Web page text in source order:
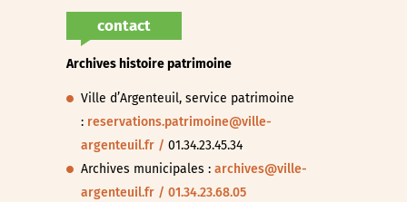
contact
Archives histoire patrimoine
Ville d’Argenteuil, service patrimoine
: reservations.patrimoine@ville-
argenteuil.fr /01.34.23.45.34
Archives municipales :archives@ville-
argenteuil.fr / 01.34.23.68.05